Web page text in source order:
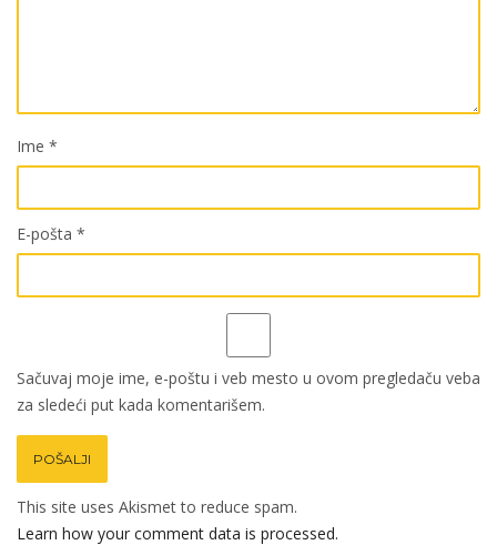
Ime *
E-pošta *
Sačuvaj moje ime, e-poštu i veb mesto u ovom pregledaču veba
za sledeći put kada komentarišem.
This site uses Akismet to reduce spam.
Learn how your comment data is processed.